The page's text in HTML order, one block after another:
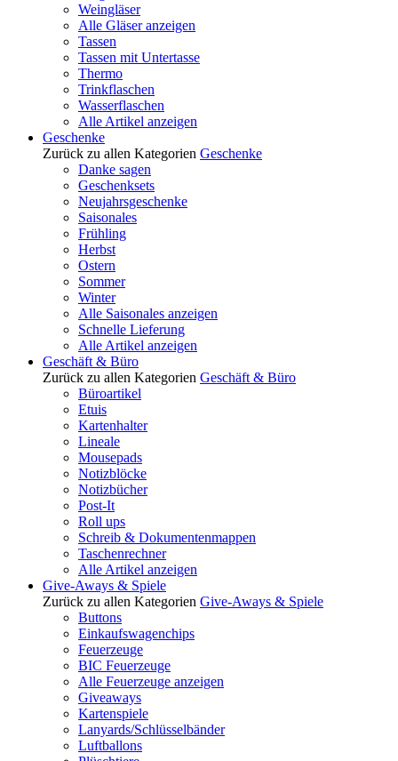
Weingläser
Alle Gläser anzeigen
Tassen
Tassen mit Untertasse
Thermo
Trinkflaschen
Wasserflaschen
Alle Artikel anzeigen
Geschenke
Zurück zu allen Kategorien Geschenke
Danke sagen
Geschenksets
Neujahrsgeschenke
Saisonales
Frühling
Herbst
Ostern
Sommer
Winter
Alle Saisonales anzeigen
Schnelle Lieferung
Alle Artikel anzeigen
Geschäft & Büro
Zurück zu allen Kategorien Geschäft & Büro
Büroartikel
Etuis
Kartenhalter
Lineale
Mousepads
Notizblöcke
Notizbücher
Post-It
Roll ups
Schreib & Dokumentenmappen
Taschenrechner
Alle Artikel anzeigen
Give-Aways & Spiele
Zurück zu allen Kategorien Give-Aways & Spiele
Buttons
Einkaufswagenchips
Feuerzeuge
BIC Feuerzeuge
Alle Feuerzeuge anzeigen
Giveaways
Kartenspiele
Lanyards/Schlüsselbänder
Luftballons